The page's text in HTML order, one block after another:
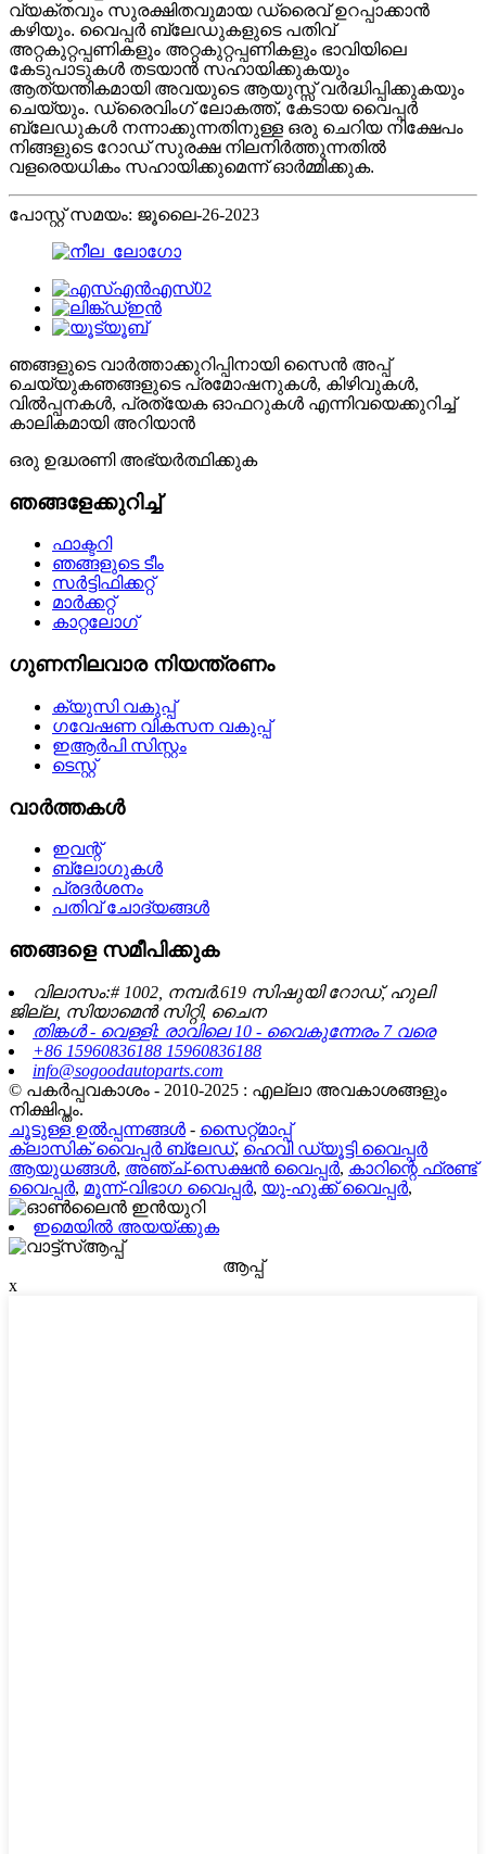
വ്യക്തവും സുരക്ഷിതവുമായ ഡ്രൈവ് ഉറപ്പാക്കാൻ
കഴിയും. വൈപ്പർ ബ്ലേഡുകളുടെ പതിവ്
അറ്റകുറ്റപ്പണികളും അറ്റകുറ്റപ്പണികളും ഭാവിയിലെ
കേടുപാടുകൾ തടയാൻ സഹായിക്കുകയും
ആത്യന്തികമായി അവയുടെ ആയുസ്സ് വർദ്ധിപ്പിക്കുകയും
ചെയ്യും. ഡ്രൈവിംഗ് ലോകത്ത്, കേടായ വൈപ്പർ
ബ്ലേഡുകൾ നന്നാക്കുന്നതിനുള്ള ഒരു ചെറിയ നിക്ഷേപം
നിങ്ങളുടെ റോഡ് സുരക്ഷ നിലനിർത്തുന്നതിൽ
വളരെയധികം സഹായിക്കുമെന്ന് ഓർമ്മിക്കുക.
പോസ്റ്റ് സമയം: ജൂലൈ-26-2023
ഞങ്ങളുടെ വാർത്താക്കുറിപ്പിനായി സൈൻ അപ്പ്
ചെയ്യുകഞങ്ങളുടെ പ്രമോഷനുകൾ, കിഴിവുകൾ,
വിൽപ്പനകൾ, പ്രത്യേക ഓഫറുകൾ എന്നിവയെക്കുറിച്ച്
കാലികമായി അറിയാൻ
ഒരു ഉദ്ധരണി അഭ്യർത്ഥിക്കുക
ഞങ്ങളേക്കുറിച്ച്
ഫാക്ടറി
ഞങ്ങളുടെ ടീം
സർട്ടിഫിക്കറ്റ്
മാർക്കറ്റ്
കാറ്റലോഗ്
ഗുണനിലവാര നിയന്ത്രണം
ക്യുസി വകുപ്പ്
ഗവേഷണ വികസന വകുപ്പ്
ഇആർപി സിസ്റ്റം
ടെസ്റ്റ്
വാർത്തകൾ
ഇവന്റ്
ബ്ലോഗുകൾ
പ്രദർശനം
പതിവ് ചോദ്യങ്ങൾ
ഞങ്ങളെ സമീപിക്കുക
വിലാസം:# 1002, നമ്പർ.619 സിഷുയി റോഡ്, ഹുലി
ജില്ല, സിയാമെൻ സിറ്റി, ചൈന
തിങ്കൾ - വെള്ളി: രാവിലെ 10 - വൈകുന്നേരം 7 വരെ
+86 15960836188 15960836188
info@sogoodautoparts.com
© പകർപ്പവകാശം - 2010-2025 : എല്ലാ അവകാശങ്ങളും
നിക്ഷിപ്തം.
ചൂടുള്ള ഉൽപ്പന്നങ്ങൾ - സൈറ്റ്മാപ്പ്
ക്ലാസിക് വൈപ്പർ ബ്ലേഡ്, ഹെവി ഡ്യൂട്ടി വൈപ്പർ
ആയുധങ്ങൾ, അഞ്ച്-സെക്ഷൻ വൈപ്പർ, കാറിന്റെ ഫ്രണ്ട്
വൈപ്പർ, മൂന്ന്-വിഭാഗ വൈപ്പർ, യു-ഹുക്ക് വൈപ്പർ,
ഇമെയിൽ അയയ്ക്കുക
ആപ്പ്
x